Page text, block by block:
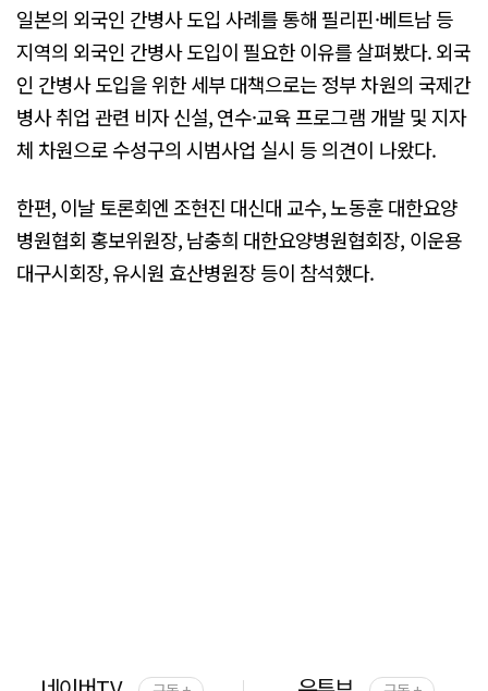
일본의 외국인 간병사 도입 사례를 통해 필리핀·베트남 등
지역의 외국인 간병사 도입이 필요한 이유를 살펴봤다. 외국
인 간병사 도입을 위한 세부 대책으로는 정부 차원의 국제간
병사 취업 관련 비자 신설, 연수·교육 프로그램 개발 및 지자
체 차원으로 수성구의 시범사업 실시 등 의견이 나왔다.
한편, 이날 토론회엔 조현진 대신대 교수, 노동훈 대한요양
병원협회 홍보위원장, 남충희 대한요양병원협회장, 이운용
대구시회장, 유시원 효산병원장 등이 참석했다.